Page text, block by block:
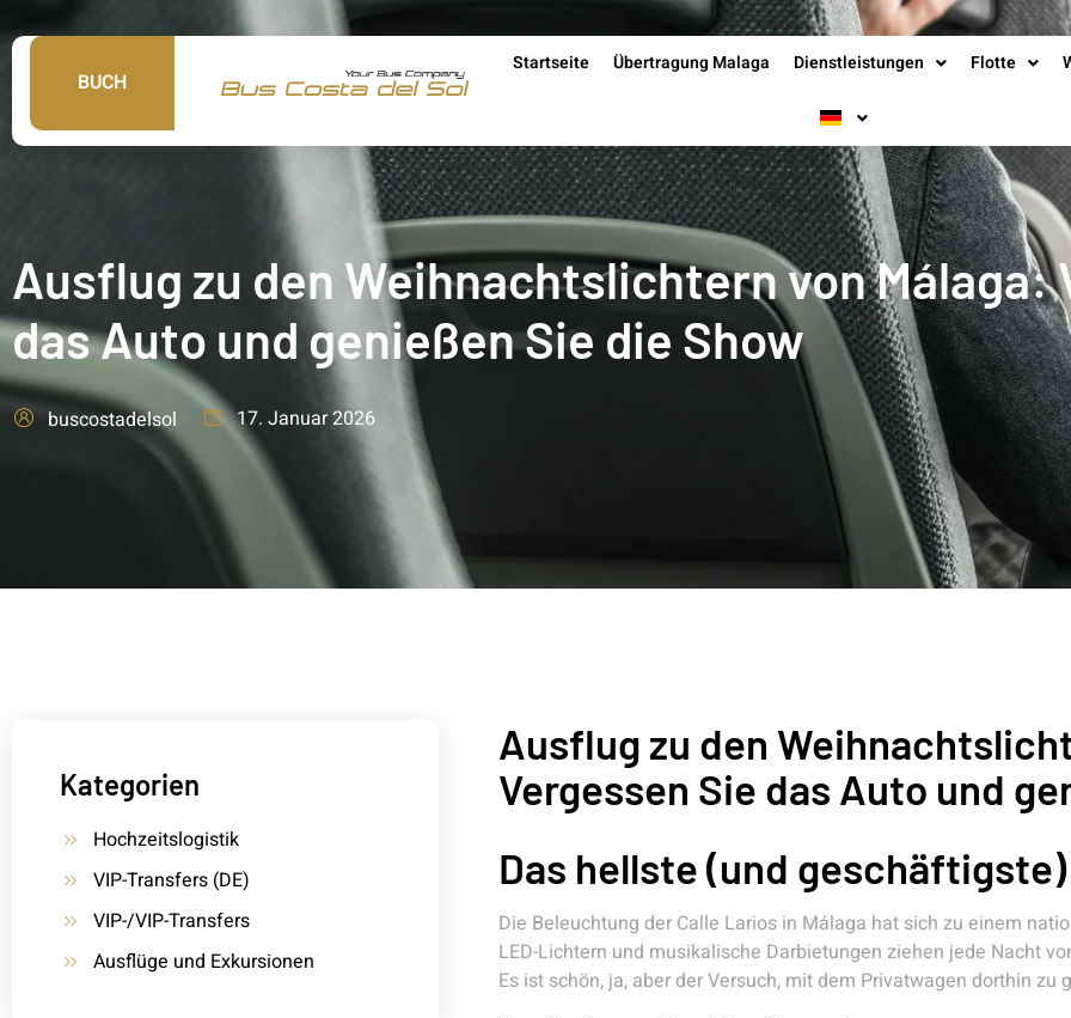
BUCH
Startseite Übertragung Malaga Dienstleistungen Flotte
Ausflug zu den Weihnachtslichtern von Málaga:
das Auto und genießen Sie die Show
buscostadelsol 17. Januar 2026
Kategorien
Hochzeitslogistik
VIP-Transfers (DE)
VIP-/VIP-Transfers
Ausflüge und Exkursionen
Ausflug zu den
Vergessen Sie das Auto und
Das hellste (und
Die Beleuchtung der Calle Larios in Málaga hat sich zu einem
LED-Lichtern und musikalische Darbietungen ziehen jede Nacht
Es ist schön, ja, aber der Versuch, mit dem Privatwagen dorthin zu